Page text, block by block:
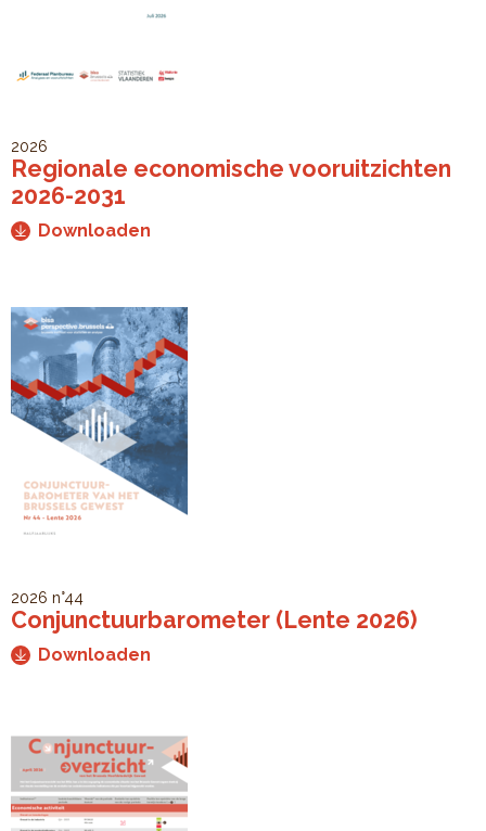
2026
Regionale economische vooruitzichten
2026-2031
Downloaden
2026 n°44
Conjunctuurbarometer (Lente 2026)
Downloaden